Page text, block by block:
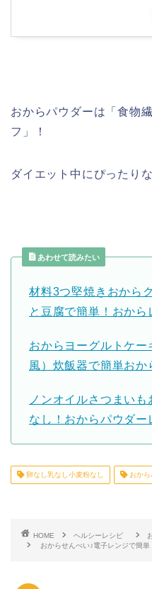
おからパウダーは「食物
フ」！
ダイエット中にぴったり
あわせて読みたい
材料3つ堅焼きおから
と豆腐で簡単！おから
おからヨーグルトケー
風）炊飯器で簡単おか
ノンオイルさつまい
なし！おからパウダー
卵なし乳なし小麦粉なし おから
HOME ヘルシーレシピ
おからせんべい♪電子レンジで簡